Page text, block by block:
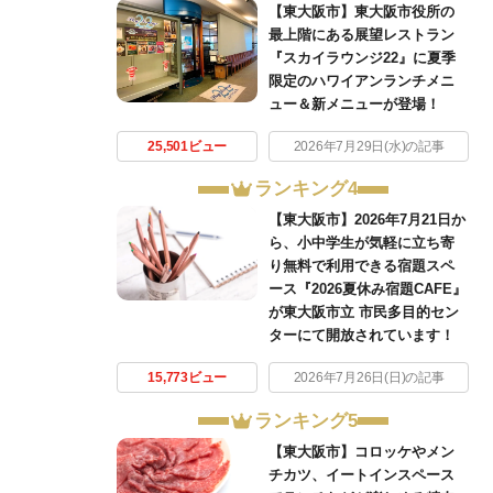
【東大阪市】東大阪市役所の
最上階にある展望レストラン
『スカイラウンジ22』に夏季
限定のハワイアンランチメニ
ュー＆新メニューが登場！
25,501ビュー 2026年7月29日(水)の記事
ランキング4
【東大阪市】2026年7月21日か
ら、小中学生が気軽に立ち寄
り無料で利用できる宿題スペ
ース『2026夏休み宿題CAFE』
が東大阪市立 市民多目的セン
ターにて開放されています！
15,773ビュー 2026年7月26日(日)の記事
ランキング5
【東大阪市】コロッケやメン
チカツ、イートインスペース